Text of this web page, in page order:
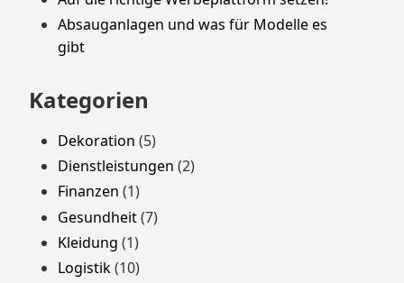
Absauganlagen und was für Modelle es
gibt
Kategorien
Dekoration (5)
Dienstleistungen (2)
Finanzen (1)
Gesundheit(7)
Kleidung (1)
Logistik(10)